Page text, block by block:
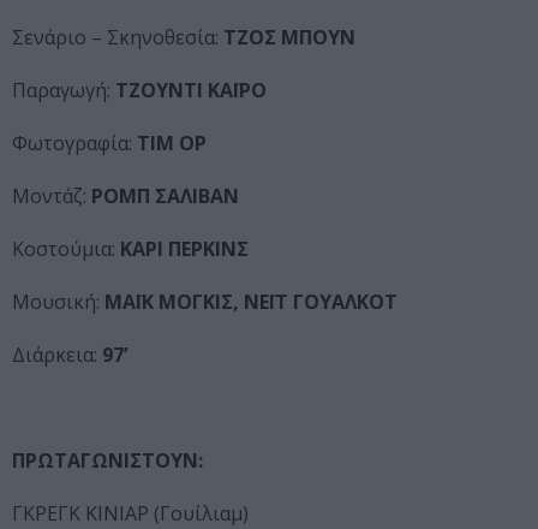
Σενάριο – Σκηνοθεσία: ΤΖΟΣ ΜΠΟΥΝ
Παραγωγή: ΤΖΟΥΝΤΙ ΚΑΪΡΟ
Φωτογραφία: ΤΙΜ ΟΡ
Μοντάζ: ΡΟΜΠ ΣΑΛΙΒΑΝ
Κοστούμια: ΚΑΡΙ ΠΕΡΚΙΝΣ
Μουσική: ΜΑΪΚ ΜΟΓΚΙΣ, ΝΕΪΤ ΓΟΥΑΛΚΟΤ
Διάρκεια: 97’
ΠΡΩΤΑΓΩΝΙΣΤΟΥΝ:
ΓΚΡΕΓΚ ΚΙΝΙΑΡ (Γουίλιαμ)